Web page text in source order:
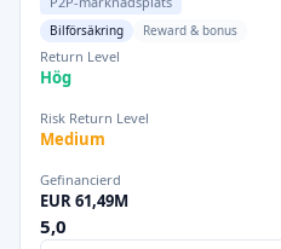
Bilförsäkring Reward & bonus
Return Level
Hög
Risk Return Level
Medium
Gefinancierd
EUR 61,49M
5,0